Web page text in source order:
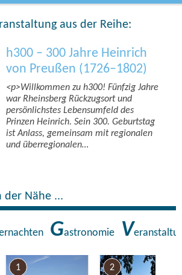
aus der Reihe:
h300 – 300 Jahre Heinrich
von Preußen (1726–1802)
<p>Willkommen zu h300! Fünfzig Jahre
war Rheinsberg Rückzugsort und
persönlichstes Lebensumfeld des
Prinzen Heinrich. Sein 300. Geburtstag
ist Anlass, gemeinsam mit regionalen
und überregionalen…
der Nähe ...
Gastronomie V
1 2